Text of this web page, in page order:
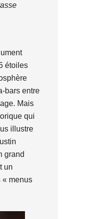
étoiles
bars entre
Mais
qui
illustre
grand
un
« menus